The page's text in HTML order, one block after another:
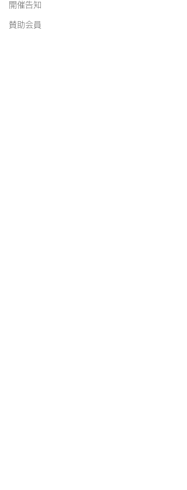
開催告知
賛助会員